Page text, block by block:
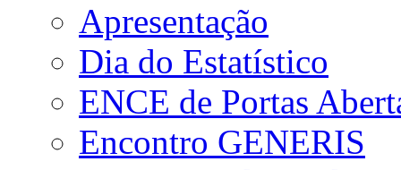
Apresentação
Dia do Estatístico
ENCE de Portas
Encontro GENERIS